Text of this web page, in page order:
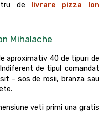
de
livrare pizza Ion
Mihalache
aproximativ 40 de tipuri de
de tipul comandat
- sos de rosii, branza sau
veti primi una gratis